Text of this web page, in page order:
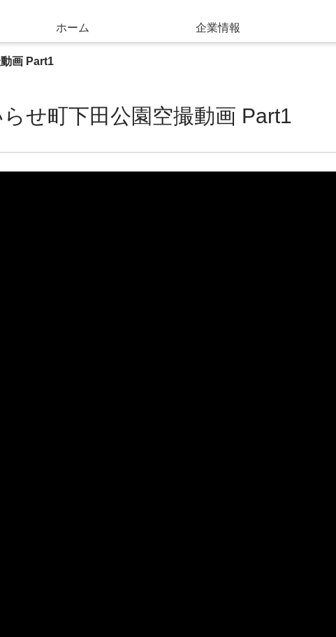
ホーム 企業情報
画 Part1
せ町下田公園空撮動画 Part1